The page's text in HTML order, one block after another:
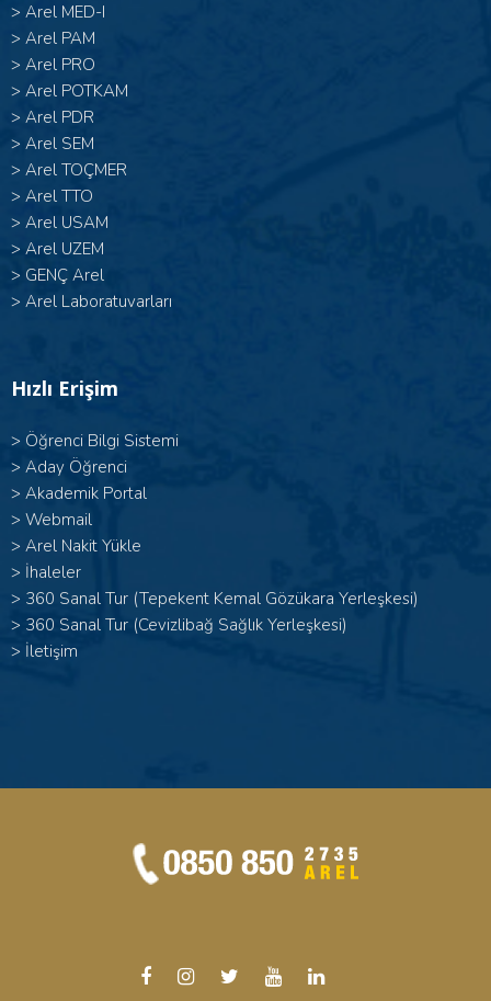
> Arel MED-I
> Arel PAM
> Arel PRO
> Arel POTKAM
> Arel PDR
> Arel SEM
> Arel TOÇMER
> Arel TTO
> Arel USAM
> Arel UZEM
> GENÇ Arel
> Arel Laboratuvarları
Hızlı Erişim
> Öğrenci Bilgi Sistemi
> Aday Öğrenci
> Akademik Portal
> Webmail
> Arel Nakit Yükle
> İhaleler
> 360 Sanal Tur (Tepekent Kemal Gözükara Yerleşkesi)
> 360 Sanal Tur (Cevizlibağ Sağlık Yerleşkesi)
> İletişim